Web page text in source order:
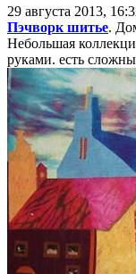
29 августа 2013,
Пэчворк шитье.
Небольшая
руками. есть